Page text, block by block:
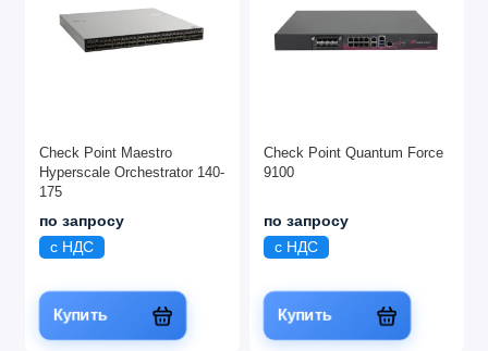
Check Point Maestro
Hyperscale Orchestrator 140-
175
по запросу
с НДС
Купить
Check Point Quantum Force
9100
по запросу
с НДС
Купить